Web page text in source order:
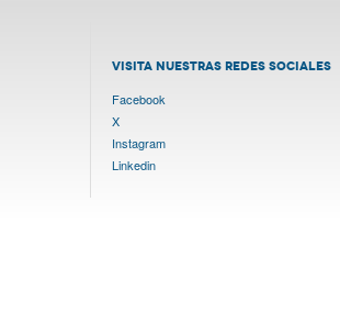
VISITA NUESTRAS REDES SOCIALES
Facebook
X
Instagram
Linkedin